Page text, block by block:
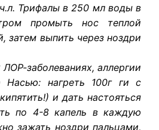
Трифалы в 250 мл воды в
промыть нос теплой
затем выпить через ноздри
заболеваниях, аллергии
Насью: нагреть 100г ги с
и дать настояться
по 4-8 капель в каждую
зажать ноздри пальцами,